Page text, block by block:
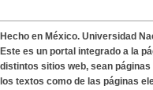
Hecho en México. Universidad
Este es un portal integrado a la
distintos sitios web, sean
los textos como de las páginas